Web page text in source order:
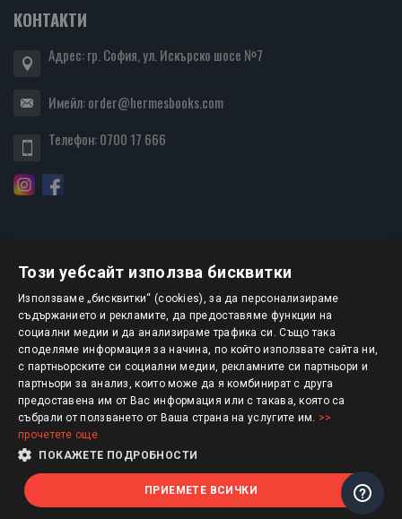
КОНТАКТИ
Адрес: гр. София, ул. Искърско шосе №7
Имейл:order@hermesbooks.com
Телефон:0700 17 666
БЮЛЕТИН
АБОНИРАНЕ
Авторско право © 2025 HERMESBOOKS.BG
1 EUR = 1.95583 BGN
Този уебсайт използва бисквитки
Използваме „бисквитки“ (cookies), за да персонализираме
съдържанието и рекламите, да предоставяме функции на
социални медии и да анализираме трафика си. Също така
споделяме информация за начина, по който използвате сайта ни,
с партньорските си социални медии, рекламните си партньори и
партньори за анализ, които може да я комбинират с друга
предоставена им от Вас информация или с такава, която са
събрали от ползването от Ваша страна на услугите им. >>
прочетете още
ПОКАЖЕТЕ ПОДРОБНОСТИ
ПРИЕМЕТЕ ВСИЧКИ